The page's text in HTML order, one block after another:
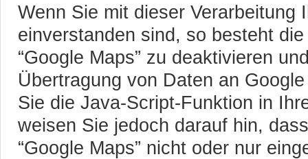
Wenn Sie mit dieser Verarbeitung
einverstanden sind, so besteht
“Google Maps” zu deaktivieren
Übertragung von Daten an
Sie die Java-Script-Funktion in
weisen Sie jedoch darauf hin,
“Google Maps” nicht oder nur